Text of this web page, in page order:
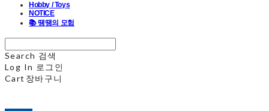
Hobby / Toys
NOTICE
📚 땡땡의 모험
Search 검색
Log In 로그인
Cart 장바구니